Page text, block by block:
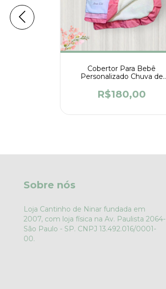
Cobertor Para Bebê
Personalizado Chuva de
R$180,00
Sobre nós
Loja Cantinho de Ninar fundada em
2007, com loja física na Av. Paulista 2064-
São Paulo - SP. CNPJ 13.492.016/0001-
00.